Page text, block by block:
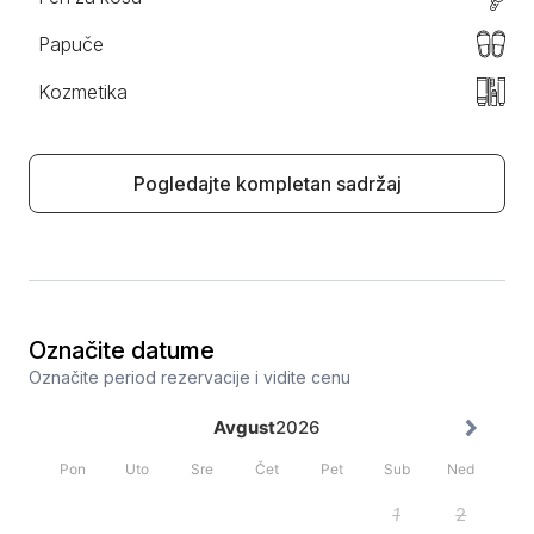
Papuče
Kozmetika
Pogledajte kompletan sadržaj
Označite datume
Označite period rezervacije i vidite cenu